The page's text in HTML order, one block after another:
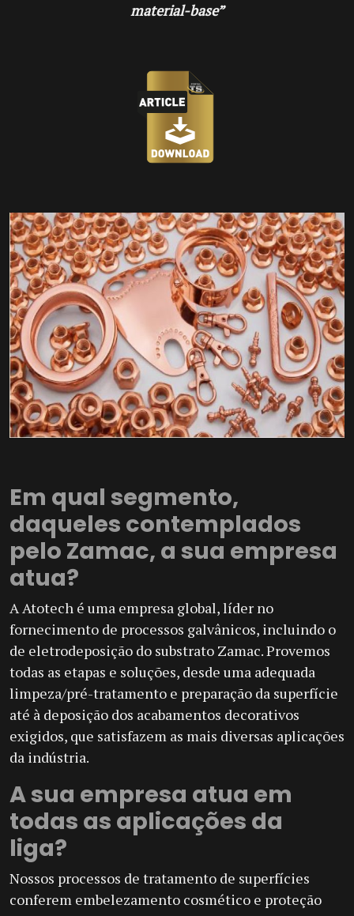
material-base”
Em qual segmento,
daqueles contemplados
pelo Zamac, a sua empresa
atua?
A Atotech é uma empresa global, líder no
fornecimento de processos galvânicos, incluindo o
de eletrodeposição do substrato Zamac. Provemos
todas as etapas e soluções, desde uma adequada
limpeza/pré-tratamento e preparação da superfície
até à deposição dos acabamentos decorativos
exigidos, que satisfazem as mais diversas aplicações
da indústria.
A sua empresa atua em
todas as aplicações da
liga?
Nossos processos de tratamento de superfícies
conferem embelezamento cosmético e proteção